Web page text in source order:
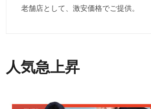
老舗店として、激安価格でご提供。
人気急上昇